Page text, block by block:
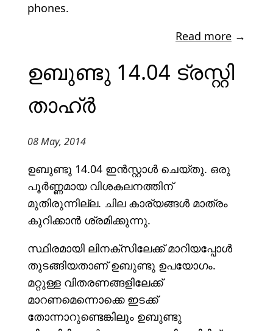
phones.
Read more →
ഉബുണ്ടു 14.04 ട്രസ്റ്റി
താഹ്ർ
08 May, 2014
ഉബുണ്ടു 14.04 ഇൻസ്റ്റാൾ ചെയ്തു. ഒരു
പൂർണ്ണമായ വിശകലനത്തിന്
മുതിരുന്നില്ല. ചില കാര്യങ്ങൾ മാത്രം
കുറിക്കാൻ ശ്രമിക്കുന്നു.
സ്ഥിരമായി ലിനക്സിലേക്ക് മാറിയപ്പോൾ
തുടങ്ങിയതാണ് ഉബുണ്ടു ഉപയോഗം.
മറ്റുള്ള വിതരണങ്ങളിലേക്ക്
മാറണമെന്നൊക്കെ ഇടക്ക്
തോന്നാറുണ്ടെങ്കിലും ഉബുണ്ടു